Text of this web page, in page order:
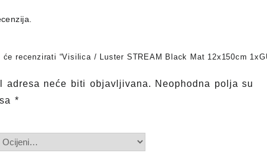
recenzirati “Visilica / Luster STREAM Black Mat 12x150cm
adresa neće biti objavljivana. Neophodna polja su
*